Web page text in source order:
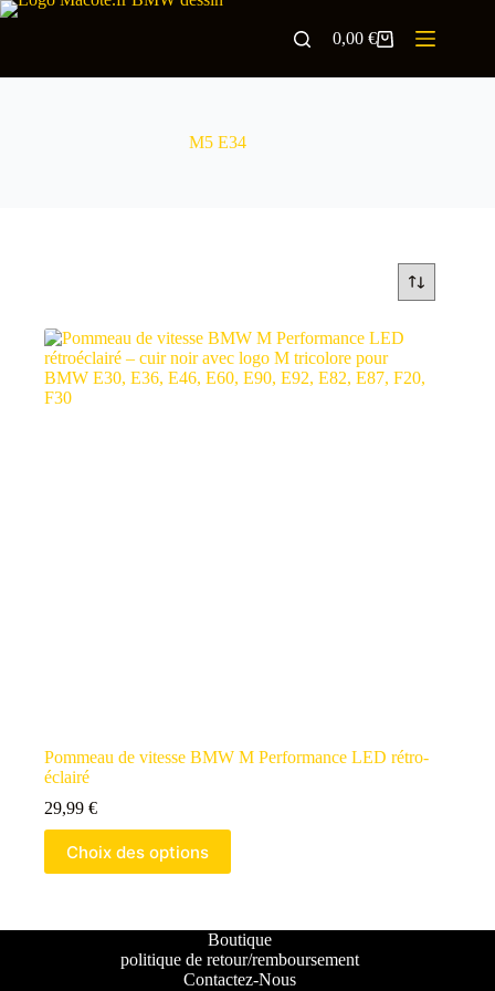
0,00€
M5 E34
Pommeau de vitesse BMW M Performance LED rétro-
éclairé
29,99 €
Choix des options
Boutique
politique de retour/remboursement
Contactez-Nous